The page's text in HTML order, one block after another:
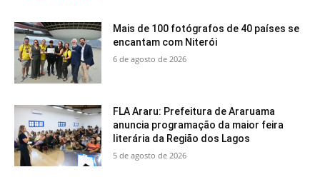
Mais de 100 fotógrafos de 40 países se
encantam com Niterói
6 de agosto de 2026
FLA Araru: Prefeitura de Araruama
anuncia programação da maior feira
literária da Região dos Lagos
5 de agosto de 2026